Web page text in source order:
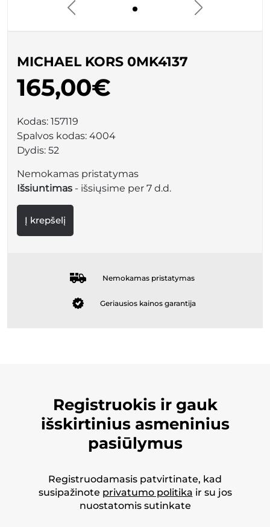
MICHAEL KORS 0MK4137
165,00€
Kodas: 157119
Spalvos kodas: 4004
Dydis: 52
Nemokamas pristatymas
Išsiuntimas - išsiųsime per 7 d.d.
Į krepšelį
Nemokamas pristatymas
Geriausios kainos garantija
Registruokis ir gauk
išskirtinius asmeninius
pasiūlymus
Registruodamasis patvirtinate, kad
susipažinote privatumo politika ir su jos
nuostatomis sutinkate